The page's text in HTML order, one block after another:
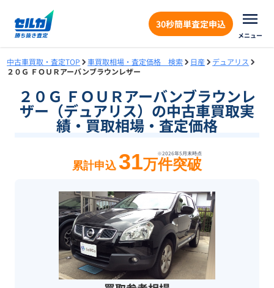
30秒簡単査定申込
メニュー
中古車買取・査定TOP 車買取相場・査定価格 検索 日産
デュアリス
２０Ｇ ＦＯＵＲアーバンブラウンレザー
２０Ｇ ＦＯＵＲアーバンブラウンレ
ザー（デュアリス）の中古車買取実
績・買取相場・査定価格
※2026年5月末時点
累計申込 31万件突破